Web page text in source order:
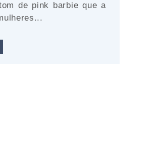
de pink barbie que a